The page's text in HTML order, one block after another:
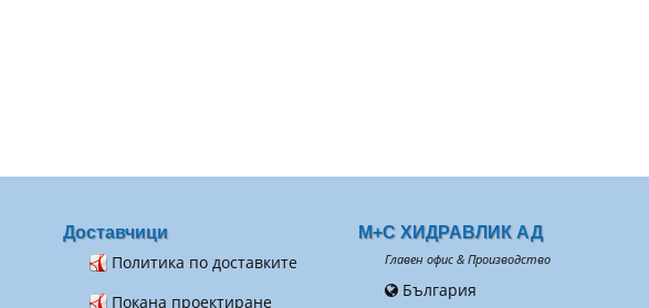
Доставчици
Политика по доставките
Покана проектиране
М+С ХИДРАВЛИК АД
Главен офис & Производство
България